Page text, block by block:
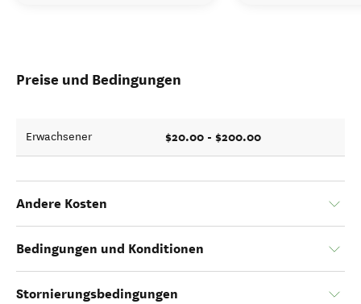
Preise und Bedingungen
Erwachsener $20.00 - $200.00
Andere Kosten
Bedingungen und Konditionen
Stornierungsbedingungen